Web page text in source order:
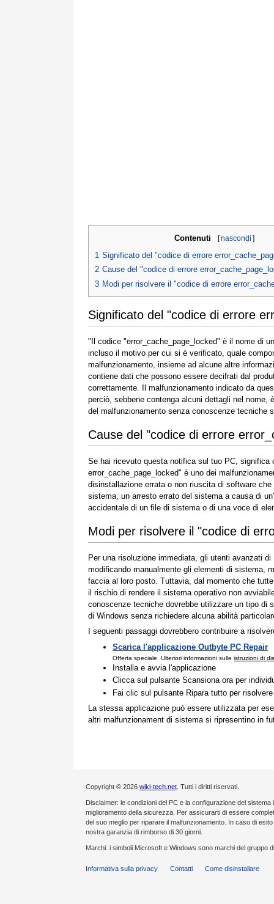
Contenuti [nascondi ]
1 Significato del "codice di errore
2 Cause del "codice di errore
3 Modi per risolvere il "codice di errore
Significato del "codice di errore
"Il codice "error_cache_page_locked" è il nome di
incluso il motivo per cui si è verificato, quale
malfunzionamento, insieme ad alcune altre
contiene dati che possono essere decifrati dal
correttamente. Il malfunzionamento indicato da
perciò, sebbene contenga alcuni dettagli nel nome,
del malfunzionamento senza conoscenze tecniche
Cause del "codice di errore
Se hai ricevuto questa notifica sul tuo PC,
error_cache_page_locked" è uno dei
disinstallazione errata o non riuscita di software
sistema, un arresto errato del sistema a causa di
accidentale di un file di sistema o di una voce di
Modi per risolvere il "codice di
Per una risoluzione immediata, gli utenti avanzati
modificando manualmente gli elementi di sistema,
faccia al loro posto. Tuttavia, dal momento che
il rischio di rendere il sistema operativo non
conoscenze tecniche dovrebbe utilizzare un tipo di
di Windows senza richiedere alcuna abilità
I seguenti passaggi dovrebbero contribuire a
Scarica l'applicazione Outbyte PC Repair
Offerta speciale. Ulteriori informazioni sulle istruzioni di
Installa e avvia l'applicazione
Clicca sul pulsante Scansiona ora per
Fai clic sul pulsante Ripara tutto per
La stessa applicazione può essere utilizzata per
altri malfunzionament di sistema si ripresentino in
Copyright © 2026 wiki-tech.net . Tutti i diritti riservati.
Disclaimer: le condizioni del PC e la configurazione del
miglioramento della sicurezza. Per assicurarti di essere
del suo meglio per riparare il malfunzionamento. In caso di
nostra garanzia di rimborso di 30 giorni.
Marchi: i simboli Microsoft e Windows sono marchi del gruppo
Informativa sulla privacy Contatti Come disinstallare